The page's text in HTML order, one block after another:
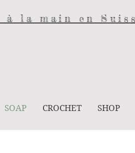
la main en
SOAP CROCHET SHOP